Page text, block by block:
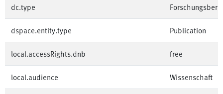
dc.type
dspace.entity.type Publication
local.accessRights.dnb free
local.audience Wissenschaft